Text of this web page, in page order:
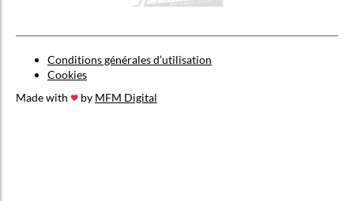
Conditions générales d’utilisation
Cookies
Made with
by MFM Digital